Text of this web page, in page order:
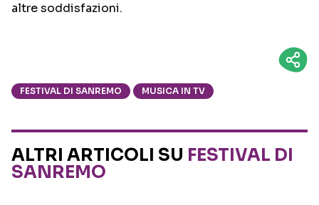
altre soddisfazioni.
FESTIVAL DI SANREMO MUSICA IN TV
ALTRI ARTICOLI SU FESTIVAL DI
SANREMO